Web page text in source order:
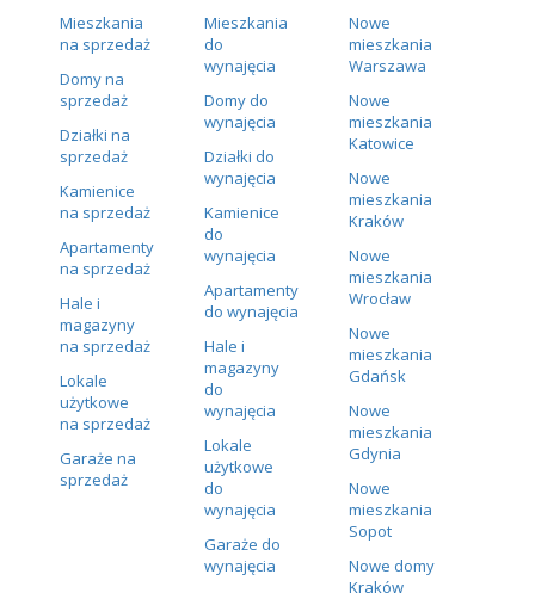
Mieszkania
na sprzedaż
Domy na
sprzedaż
Działki na
sprzedaż
Kamienice
na sprzedaż
Apartamenty
na sprzedaż
Hale i
magazyny
na sprzedaż
Lokale
użytkowe
na sprzedaż
Garaże na
sprzedaż
Mieszkania
do
wynajęcia
Domy do
wynajęcia
Działki do
wynajęcia
Kamienice
do
wynajęcia
Apartamenty
do wynajęcia
Hale i
magazyny
do
wynajęcia
Lokale
użytkowe
do
wynajęcia
Garaże do
wynajęcia
Nowe
mieszkania
Warszawa
Nowe
mieszkania
Katowice
Nowe
mieszkania
Kraków
Nowe
mieszkania
Wrocław
Nowe
mieszkania
Gdańsk
Nowe
mieszkania
Gdynia
Nowe
mieszkania
Sopot
Nowe domy
Kraków